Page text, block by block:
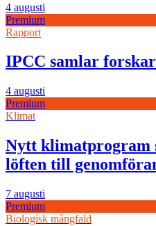
4 augusti
Premium
Rapport
IPCC samlar
4 augusti
Premium
Klimat
Nytt klimatprogram
löften till
7 augusti
Premium
Biologisk mångfald